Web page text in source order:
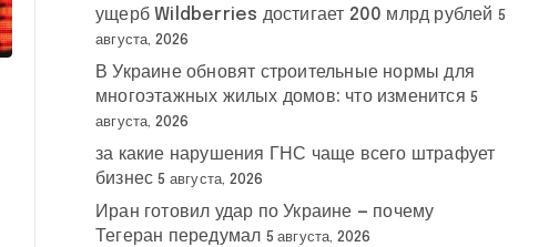
ущерб Wildberries достигает 200 млрд рублей 5
августа, 2026
В Украине обновят строительные нормы для
многоэтажных жилых домов: что изменится 5
августа, 2026
за какие нарушения ГНС чаще всего штрафует
бизнес 5 августа, 2026
Иран готовил удар по Украине — почему
Тегеран передумал 5 августа, 2026